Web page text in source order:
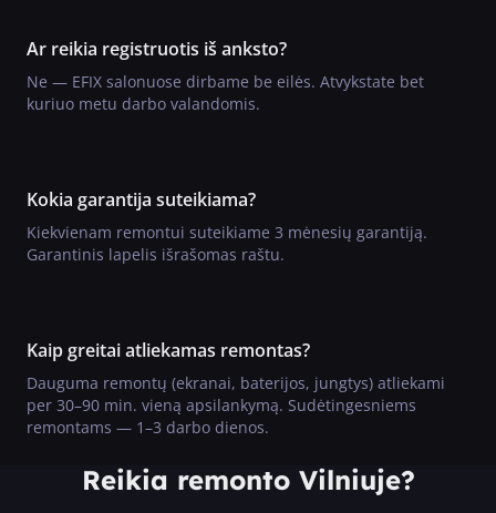
Ar reikia registruotis iš anksto?
Ne — EFIX salonuose dirbame be eilės. Atvykstate bet
kuriuo metu darbo valandomis.
Kokia garantija suteikiama?
Kiekvienam remontui suteikiame 3 mėnesių garantiją.
Garantinis lapelis išrašomas raštu.
Kaip greitai atliekamas remontas?
Dauguma remontų (ekranai, baterijos, jungtys) atliekami
per 30–90 min. vieną apsilankymą. Sudėtingesniems
remontams — 1–3 darbo dienos.
Reikia remonto Vilniuje?